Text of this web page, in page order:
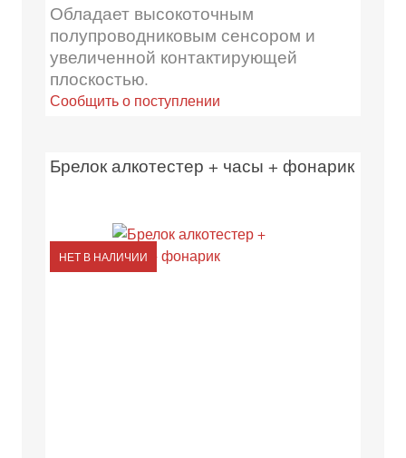
Обладает высокоточным
полупроводниковым сенсором и
увеличенной контактирующей
плоскостью.
Сообщить о поступлении
Брелок алкотестер + часы + фонарик
НЕТ В НАЛИЧИИ